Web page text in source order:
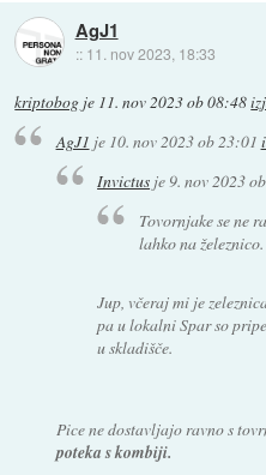
AgJ1
:: 11. nov 2023, 18:33
kriptobog je 11. nov 2023 ob 08:48
AgJ1 je 10. nov 2023 ob 23:01
Invictus je9. nov 2023
Tovornjake se ne
lahko na železnico.
Jup, včeraj mi je
pa u lokalni Spar so
u skladišče.
Pice ne dostavljajo ravno s
poteka s kombiji.